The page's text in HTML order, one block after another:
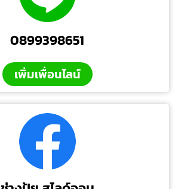
0899398651
เพิ่มเพื่อนไลน์